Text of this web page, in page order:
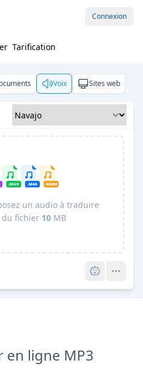
Connexion
Tarification
Voix Sites web
un audio à traduire
du fichier 10MB
en ligne MP3